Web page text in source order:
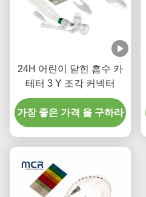
24H 어린이 닫힌 흡수 카
테터 3 Y 조각 커넥터
가장 좋은 가격 을 구하라